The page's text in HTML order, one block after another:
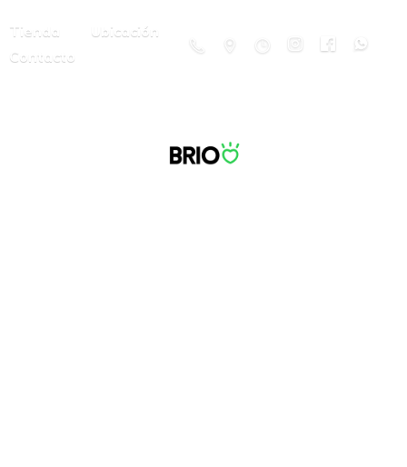
Tienda
Ubicación
Contacto